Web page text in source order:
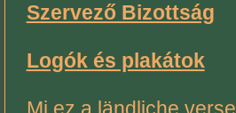
Szervező Bizottság
Logók és plakátok